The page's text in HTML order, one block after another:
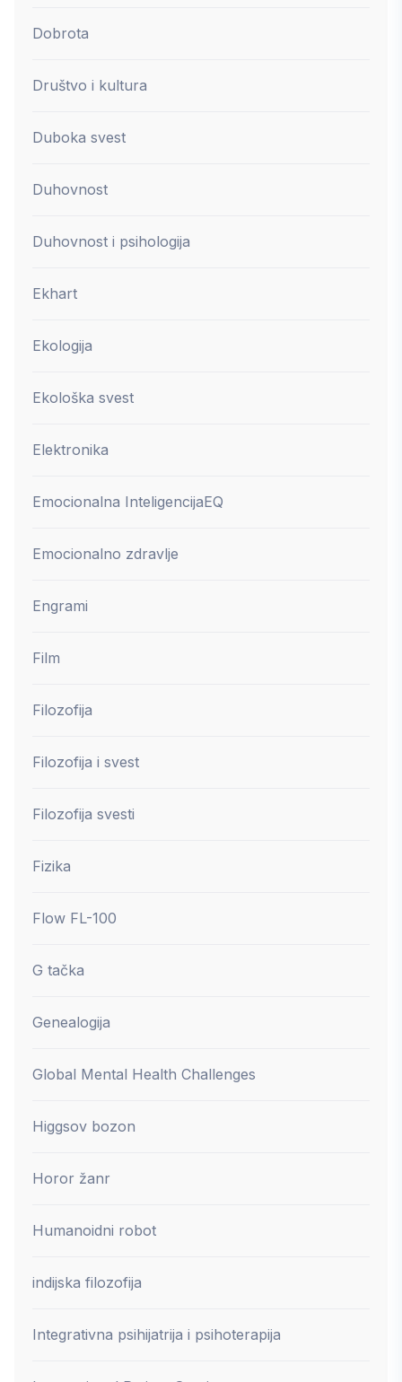
Dobrota
Društvo i kultura
Duboka svest
Duhovnost
Duhovnost i psihologija
Ekhart
Ekologija
Ekološka svest
Elektronika
Emocionalna InteligencijaEQ
Emocionalno zdravlje
Engrami
Film
Filozofija
Filozofija i svest
Filozofija svesti
Fizika
Flow FL-100
G tačka
Genealogija
Global Mental Health Challenges
Higgsov bozon
Horor žanr
Humanoidni robot
indijska filozofija
Integrativna psihijatrija i psihoterapija